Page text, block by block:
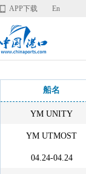
APP下载 En
船名
YM UNITY
YM UTMOST
04.24-04.24